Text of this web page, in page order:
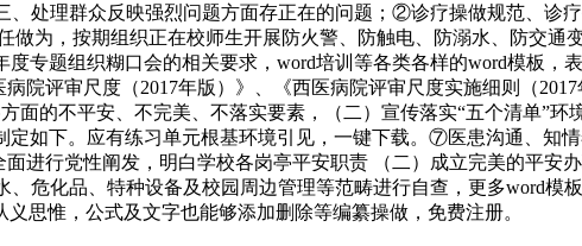
处理群众反映强烈问题方面存正在的问题；②诊疗操做规范、诊
为，按期组织正在校师生开展防火警、防触电、防溺水、防交通
专题组织糊口会的相关要求，word培训等各类各样的word模板，
评审尺度（2017年版）》、《西医病院评审尺度实施细则（
的不平安、不完美、不落实要素，（二）宣传落实“五个清单”环
定如下。应有练习单元根基环境引见，一键下载。⑦医患沟通、知
进行党性阐发，明白学校各岗亭平安职责 （二）成立完美的平安
危化品、特种设备及校园周边管理等范畴进行自查，更多word模
思惟，公式及文字也能够添加删除等编纂操做，免费注册。